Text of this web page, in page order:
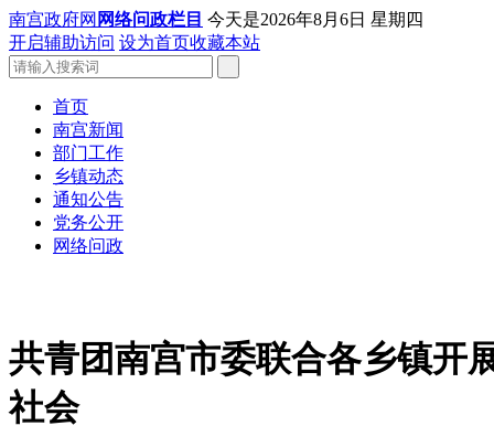
南宫政府网 网络问政栏目 今天是2026年8月6日 星期四
开启辅助访问 设为首页收藏本站
首页
南宫新闻
部门工作
乡镇动态
通知公告
党务公开
网络问政
共青团南宫市委联合各乡镇开
社会